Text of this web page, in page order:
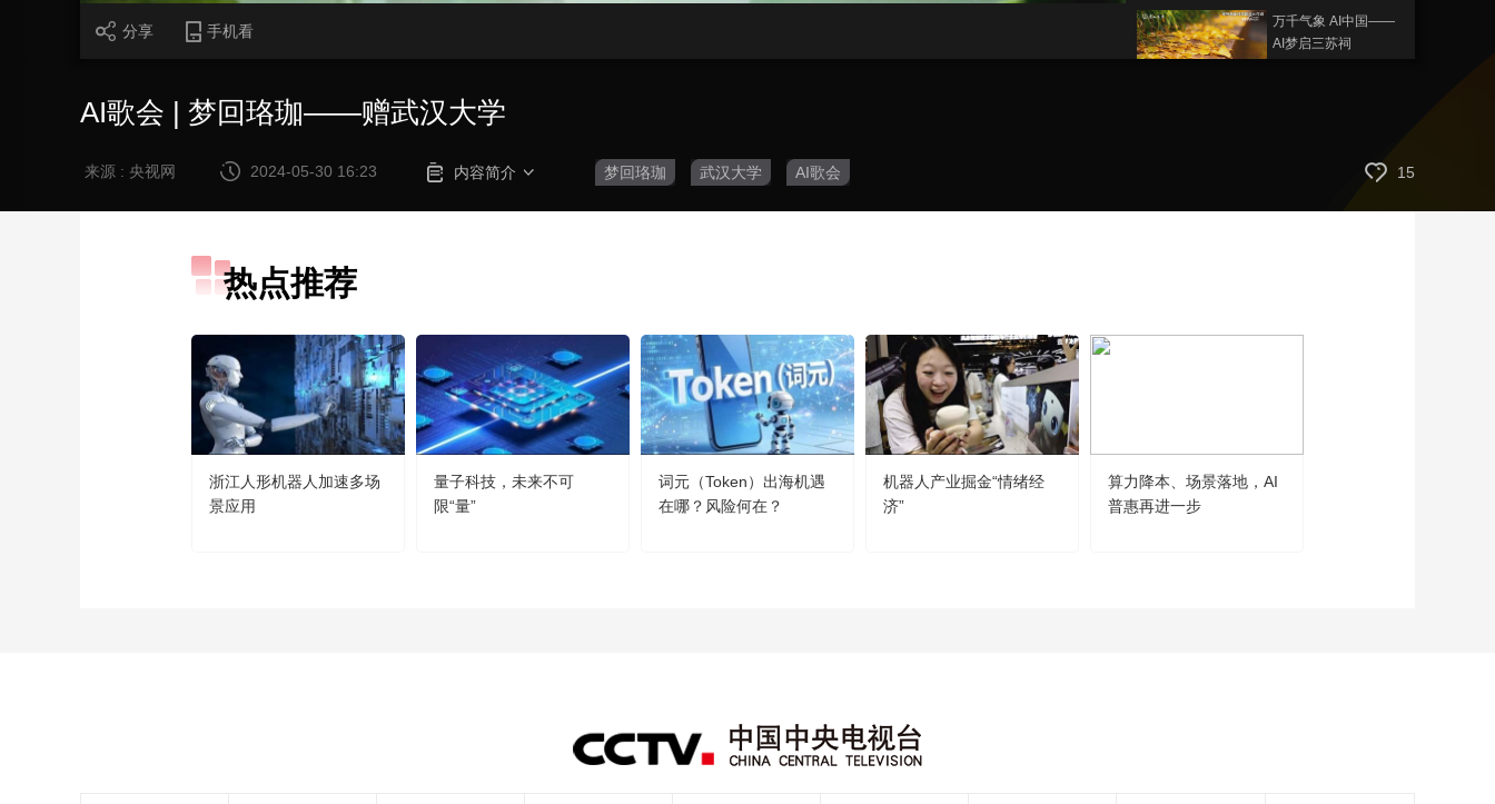
分享
手机看
万千气象 AI中国——
AI梦启三苏祠
苏州篇
00:02:54
AI歌会 | 梦回珞珈——赠武汉大学
来源 : 央视网 2024-05-30 16:23 内容简介 梦回珞珈 武汉大学 AI歌会 15
热点推荐
浙江人形机器人加速多场
景应用
量子科技，未来不可
限“量”
词元（Token）出海机遇
在哪？风险何在？
机器人产业掘金“情绪经
济”
算力降本、场景落地，AI
普惠再进一步